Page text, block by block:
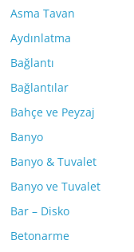
Asma Tavan
Aydınlatma
Bağlantı
Bağlantılar
Bahçe ve Peyzaj
Banyo
Banyo & Tuvalet
Banyo ve Tuvalet
Bar – Disko
Betonarme